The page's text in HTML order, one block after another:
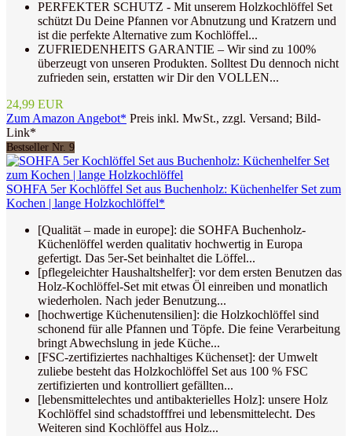
PERFEKTER SCHUTZ - Mit unserem Holzkochlöffel Set
schützt Du Deine Pfannen vor Abnutzung und Kratzern und
ist die perfekte Alternative zum Kochlöffel...
ZUFRIEDENHEITS GARANTIE – Wir sind zu 100%
überzeugt von unseren Produkten. Solltest Du dennoch nicht
zufrieden sein, erstatten wir Dir den VOLLEN...
24,99 EUR
Zum Amazon Angebot* Preis inkl. MwSt., zzgl. Versand; Bild-
Link*
Bestseller Nr. 9
SOHFA 5er Kochlöffel Set aus Buchenholz: Küchenhelfer Set zum
Kochen | lange Holzkochlöffel*
[Qualität – made in europe]: die SOHFA Buchenholz-
Küchenlöffel werden qualitativ hochwertig in Europa
gefertigt. Das 5er-Set beinhaltet die Löffel...
[pflegeleichter Haushaltshelfer]: vor dem ersten Benutzen das
Holz-Kochlöffel-Set mit etwas Öl einreiben und monatlich
wiederholen. Nach jeder Benutzung...
[hochwertige Küchenutensilien]: die Holzkochlöffel sind
schonend für alle Pfannen und Töpfe. Die feine Verarbeitung
bringt Abwechslung in jede Küche...
[FSC-zertifiziertes nachhaltiges Küchenset]: der Umwelt
zuliebe besteht das Holzkochlöffel Set aus 100 % FSC
zertifizierten und kontrolliert gefällten...
[lebensmittelechtes und antibakterielles Holz]: unsere Holz
Kochlöffel sind schadstofffrei und lebensmittelecht. Des
Weiteren sind Kochlöffel aus Holz...